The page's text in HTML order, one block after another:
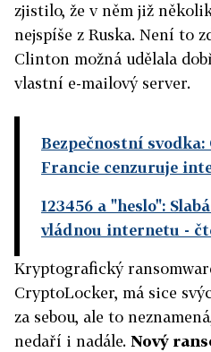
zjistilo, že v něm již
nejspíše z Ruska. Není to
Clinton možná udělala
vlastní e-mailový server.
Bezpečnostní
Francie cenzuruje
123456 a "heslo":
vládnou internetu -
Kryptografický
CryptoLocker, má sice
za sebou, ale to
nedaří i nadále. Nový